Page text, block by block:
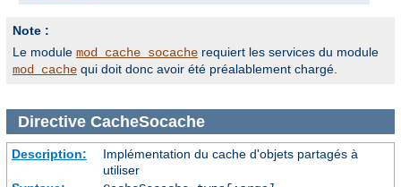
Note :
Le module mod_cache_socache requiert les services du module
mod_cache qui doit donc avoir été préalablement chargé.
Directive CacheSocache
Description:
Implémentation du cache d'objets partagés à
utiliser